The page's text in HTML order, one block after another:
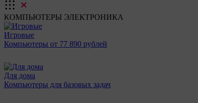
КОМПЬЮТЕРЫ ЭЛЕКТРОНИКА
Игровые
Компьютеры от 77 890 рублей
Для дома
Компьютеры для базовых задач